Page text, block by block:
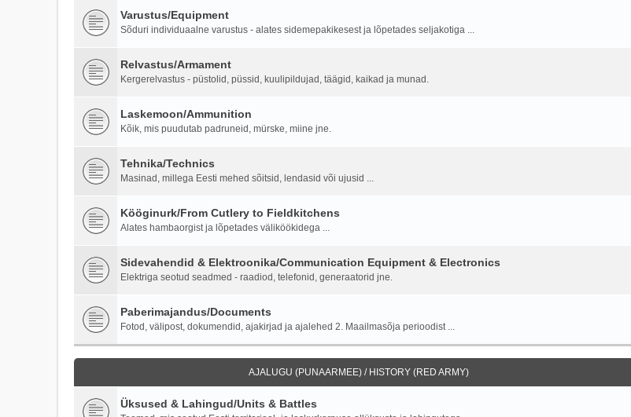
Varustus/Equipment
Sõduri individuaalne varustus - alates sidemepakikesest ja lõpetades seljakotiga ...
Relvastus/Armament
Kergerelvastus - püstolid, püssid, kuulipildujad, täägid, kaikad ja munad.
Laskemoon/Ammunition
Kõik, mis puudutab padruneid, mürske, miine jne.
Tehnika/Technics
Masinad, millega Eesti mehed sõitsid, lendasid või ujusid ...
Kööginurk/From Cutlery to Fieldkitchens
Alates hambaorgist ja lõpetades väliköökidega ...
Sidevahendid & Elektroonika/Communication Equipment & Electronics
Elektriga seotud seadmed - raadiod, telefonid, generaatorid jne.
Paberimajandus/Documents
Fotod, välipost, dokumendid, ajakirjad ja ajalehed 2. Maailmasõja perioodist ...
AJALUGU (PUNAARMEE) / HISTORY (RED ARMY)
Üksused & Lahingud/Units & Battles